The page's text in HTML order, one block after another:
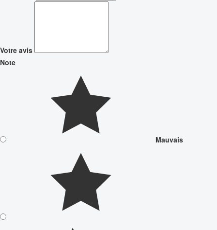
Votre avis
Note
Mauvais